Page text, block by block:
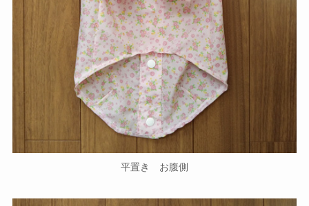
平置き お腹側